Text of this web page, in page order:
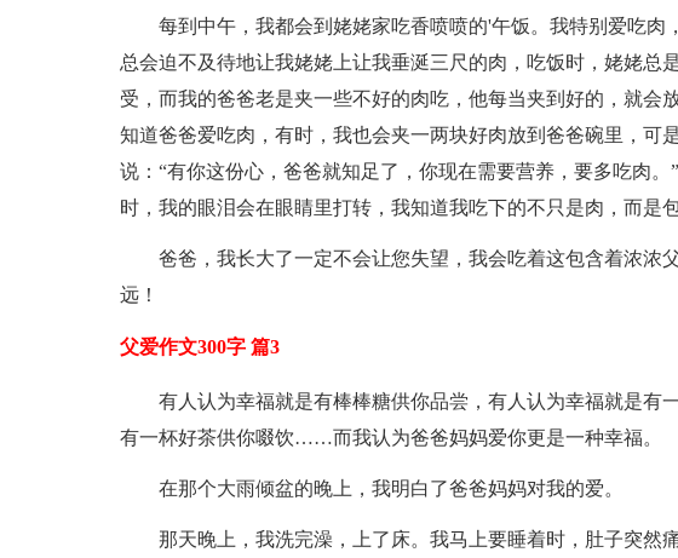
每到中午，我都会到姥姥家吃香喷喷的'午饭。我特别爱吃肉
总会迫不及待地让我姥姥上让我垂涎三尺的肉，吃饭时，姥姥总
受，而我的爸爸老是夹一些不好的肉吃，他每当夹到好的，就会
知道爸爸爱吃肉，有时，我也会夹一两块好肉放到爸爸碗里，可
说：“有你这份心，爸爸就知足了，你现在需要营养，要多吃肉
时，我的眼泪会在眼睛里打转，我知道我吃下的不只是肉，而是
爸爸，我长大了一定不会让您失望，我会吃着这包含着浓浓
远！
父爱作文300字 篇3
有人认为幸福就是有棒棒糖供你品尝，有人认为幸福就是有
有一杯好茶供你啜饮……而我认为爸爸妈妈爱你更是一种幸福。
在那个大雨倾盆的晚上，我明白了爸爸妈妈对我的爱。
那天晚上，我洗完澡，上了床。我马上要睡着时，肚子突然